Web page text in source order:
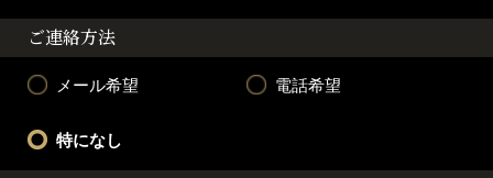
ご連絡方法
メール希望 電話希望
特になし